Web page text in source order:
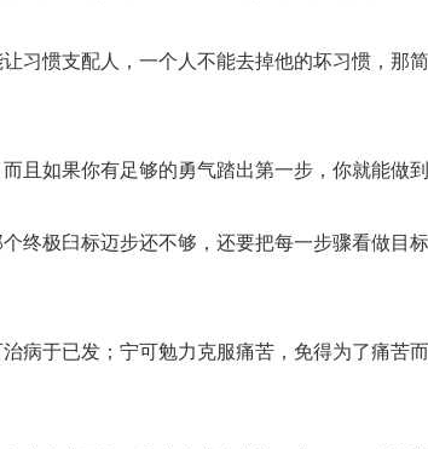
让习惯支配人，一个人不能去掉他的坏习惯，
且如果你有足够的勇气踏出第一步，你就能做
终极臼标迈步还不够，还要把每一步骤看做目
病于已发；宁可勉力克服痛苦，免得为了痛